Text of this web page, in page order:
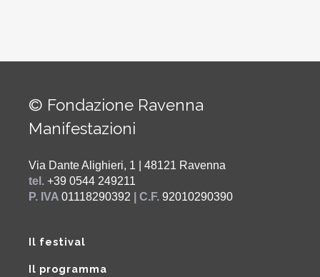
© Fondazione Ravenna
Manifestazioni
Via Dante Alighieri, 1 | 48121 Ravenna
tel. +39 0544 249211
P. IVA 01118290392 | C.F. 92010290390
Il festival
Il programma